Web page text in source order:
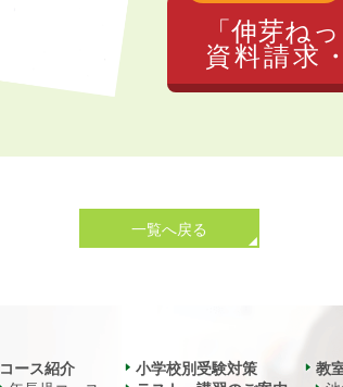
「伸芽ね
資料請求
一覧へ戻る
コース紹介
小学校別受験対策
教